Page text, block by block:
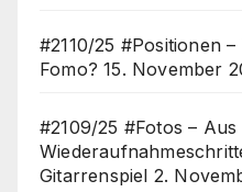
#2110/25 #Positionen
Fomo? 15. November
#2109/25 #Fotos – Aus
Gitarrenspiel 2.